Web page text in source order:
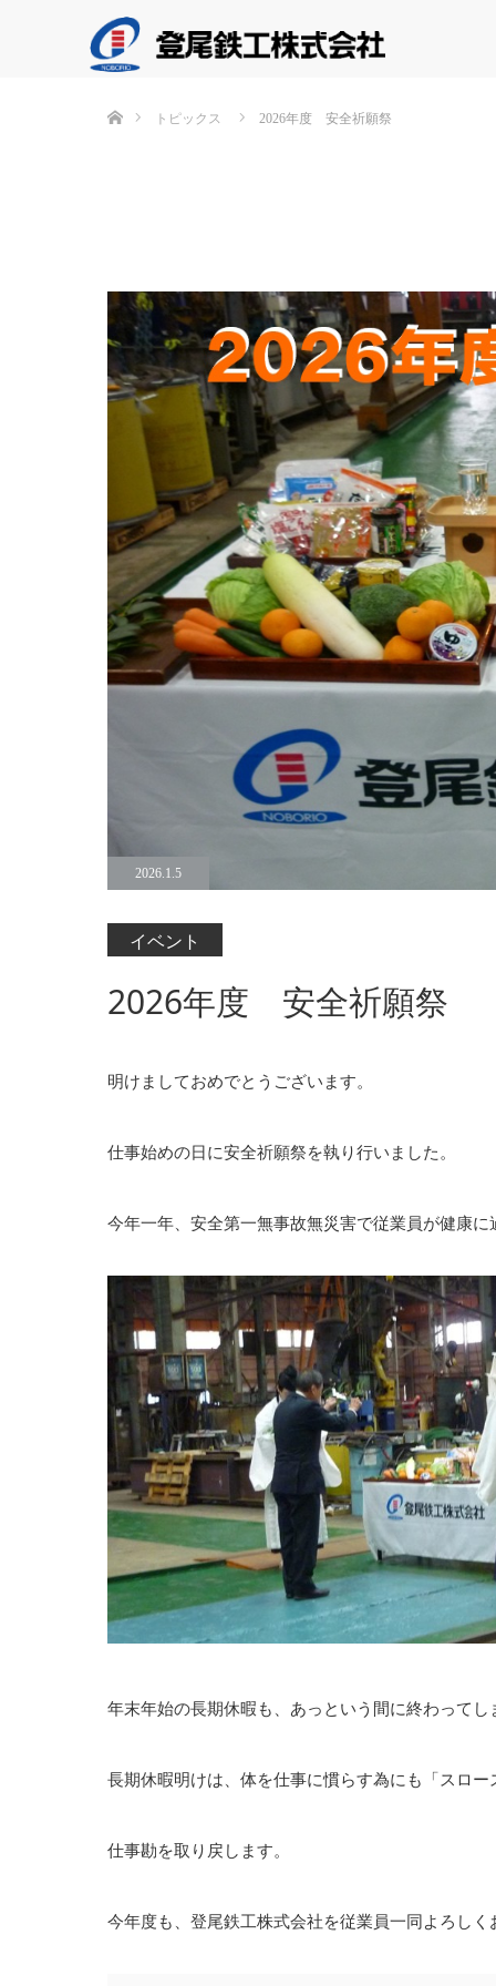
トピックス 2026年度 安全祈願祭
2026.1.5
イベント
2026年度 安全祈願祭
明けましておめでとうございます。
仕事始めの日に安全祈願祭を執り行いました。
今年一年、安全第一無事故無災害で従業員が健康
年末年始の長期休暇も、あっという間に終わってし
長期休暇明けは、体を仕事に慣らす為にも「スロ
仕事勘を取り戻します。
今年度も、登尾鉄工株式会社を従業員一同よろしく